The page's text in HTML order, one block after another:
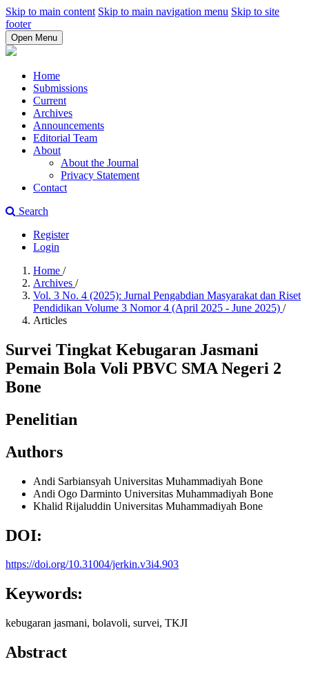
Skip to main content Skip to main navigation menu Skip to site
footer
Open Menu
Home
Submissions
Current
Archives
Announcements
Editorial Team
About
About the Journal
Privacy Statement
Contact
Search
Register
Login
Home /
Archives /
Vol. 3 No. 4 (2025): Jurnal Pengabdian Masyarakat dan Riset
Pendidikan Volume 3 Nomor 4 (April 2025 - June 2025) /
Articles
Survei Tingkat Kebugaran Jasmani
Pemain Bola Voli PBVC SMA Negeri 2
Bone
Penelitian
Authors
Andi Sarbiansyah Universitas Muhammadiyah Bone
Andi Ogo Darminto Universitas Muhammadiyah Bone
Khalid Rijaluddin Universitas Muhammadiyah Bone
DOI:
https://doi.org/10.31004/jerkin.v3i4.903
Keywords:
kebugaran jasmani, bolavoli, survei, TKJI
Abstract